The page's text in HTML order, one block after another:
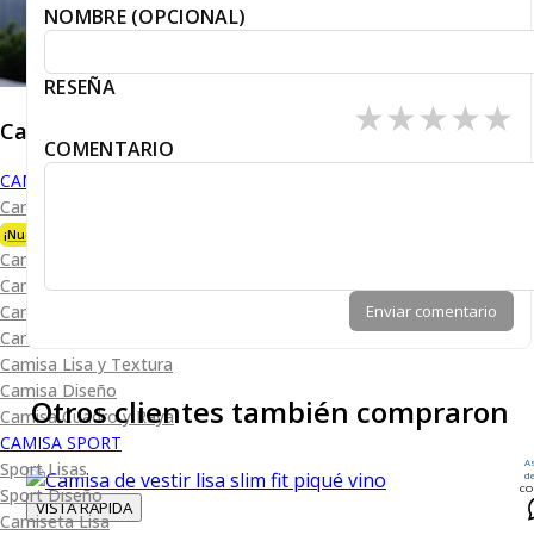
Caballero
CAMISAS
Camisa Premium Bambú
¡Nueva Colección!
Camisa Blanca
Camisa Performance
Camisa Piqué
Camisa Oxford
Camisa Lisa y Textura
Camisa Diseño
Camisa Cuadro y Raya
CAMISA SPORT
Sport Lisas
Sport Diseño
Camiseta Lisa
NOMBRE (OPCIONAL)
RESEÑA
★
★
★
★
★
COMENTARIO
Enviar comentario
Otros clientes también compraron
VISTA RAPIDA
de